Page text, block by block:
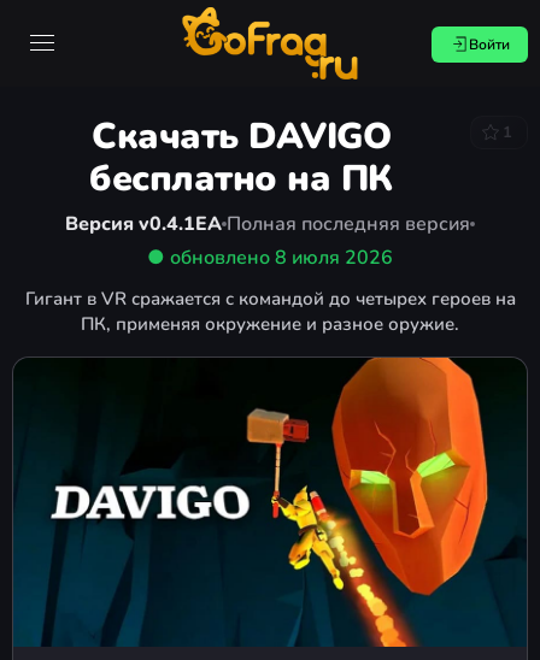
Войти
Скачать DAVIGO
бесплатно на ПК
1
Версия v0.4.1EA Полная последняя версия
● обновлено8 июля 2026
Гигант в VR сражается с командой до четырех героев на
ПК, применяя окружение и разное оружие.